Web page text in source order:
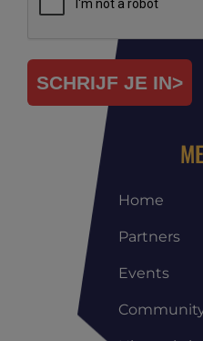
SCHRIJF JE IN>
Home
Partners
Events